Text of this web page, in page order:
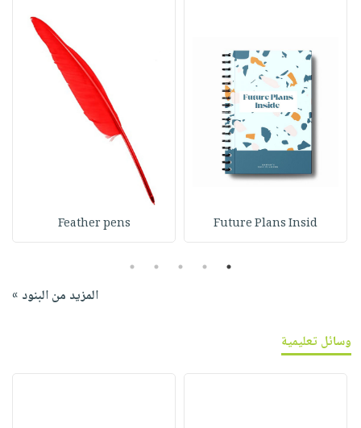
Future Plans Insid
Feather pens
1
2
3
4
5
المزيد من البنود »
وسائل تعليمية